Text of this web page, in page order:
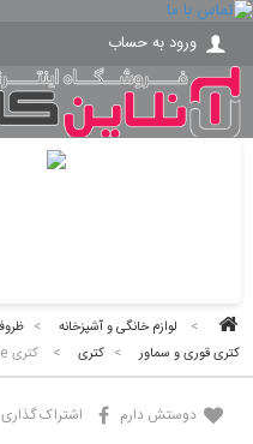
ورود به حساب
> لوازم خانگی و آشپزخانه >
کتری قوری و سماور
> کتری > کتری Sun House تک 5 لیتر مدل 050 استیل
دوستش دارم اشتراک گذاری